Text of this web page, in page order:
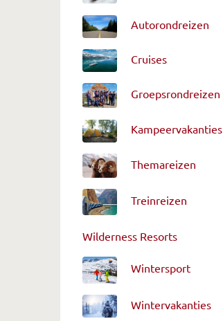
Autorondreizen
Cruises
Groepsrondreizen
Kampeervakanties
Themareizen
Treinreizen
Wilderness Resorts
Wintersport
Wintervakanties